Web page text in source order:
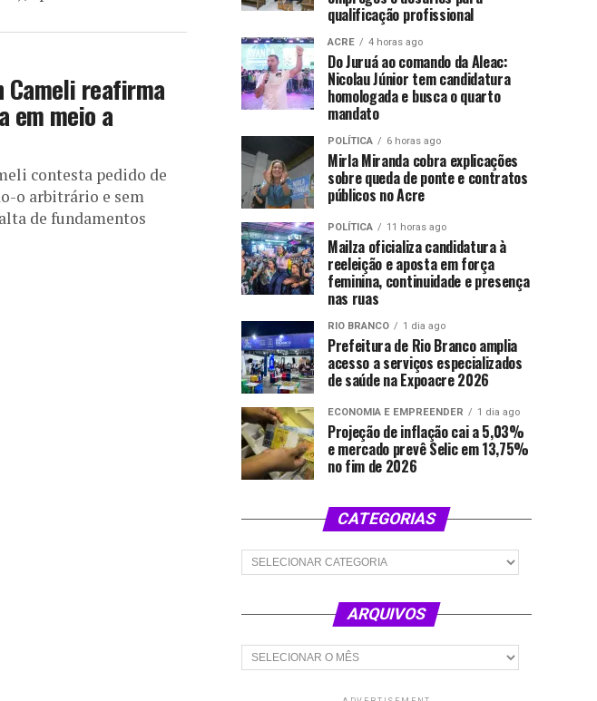
Cameli reafirma
em meio a
contesta pedido de
o arbitrário e sem
de fundamentos
qualificação profissional
ACRE 4 horas ago
Do Juruá ao comando da Aleac:
Nicolau Júnior tem candidatura
homologada e busca o quarto
mandato
POLÍTICA 6 horas ago
Mirla Miranda cobra explicações
sobre queda de ponte e contratos
públicos no Acre
POLÍTICA 11 horas ago
Mailza oficializa candidatura à
reeleição e aposta em força
feminina, continuidade e presença
nas ruas
RIO BRANCO 1 dia ago
Prefeitura de Rio Branco amplia
acesso a serviços especializados
de saúde na Expoacre 2026
ECONOMIA E EMPREENDER 1 dia ago
Projeção de inflação cai a 5,03%
e mercado prevê Selic em 13,75%
no fim de 2026
CATEGORIAS
Categorias
ARQUIVOS
Arquivos